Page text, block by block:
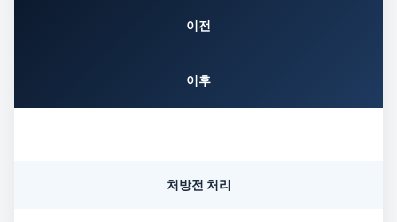
이전
이후
처방전 처리